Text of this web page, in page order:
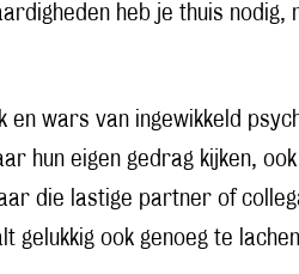
heb je thuis nodig,
wars van ingewikkeld
hun eigen gedrag kijken,
die lastige partner of
gelukkig ook genoeg te